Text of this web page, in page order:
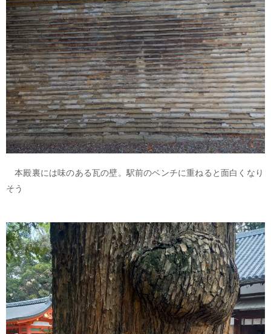
本殿裏には味のある瓦の壁。駅前のベンチに重ねると面白くなり
そう